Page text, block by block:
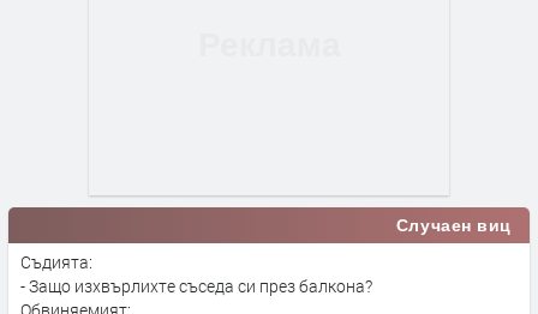
Случаен виц
Съдията:
- Защо изхвърлихте съседа си през балкона?